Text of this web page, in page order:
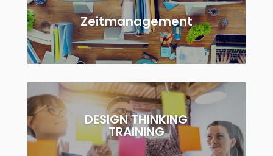
Zeitmanagement
DESIGN THINKING
TRAINING